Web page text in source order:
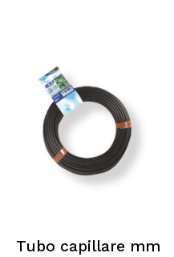
Tubo capillare mm